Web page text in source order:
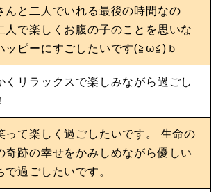
んと二人でいれる最後の時間なの
人で楽しくお腹の子のことを思いな
ッピーにすごしたいです(≧ω≦)ｂ
くリラックスで楽しみながら過ごし
って楽しく過ごしたいです。 生命の
奇跡の幸せをかみしめながら優しい
で過ごしたいです。